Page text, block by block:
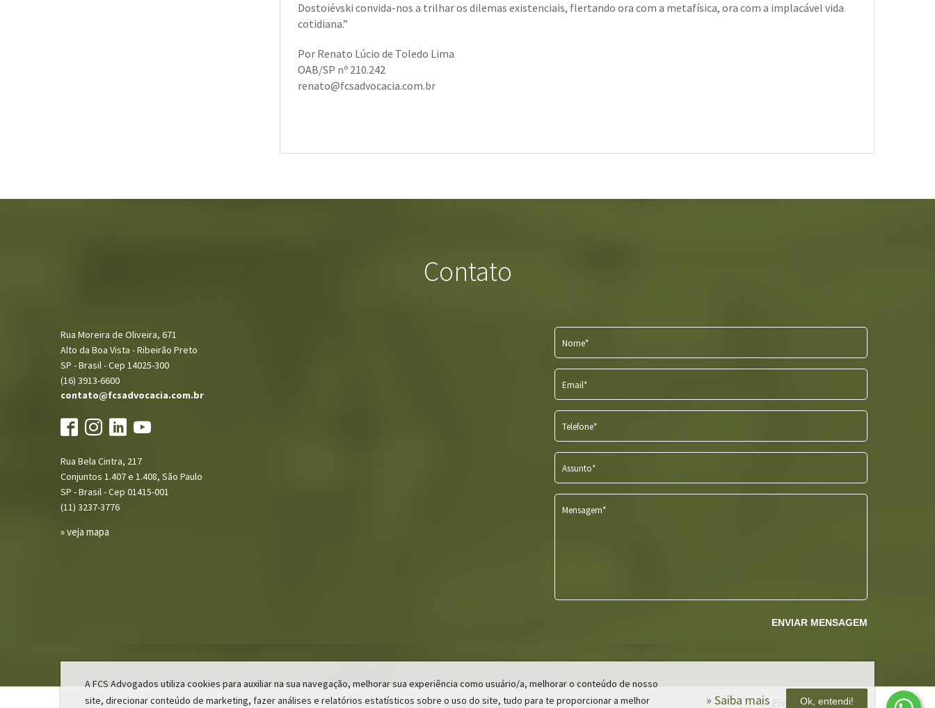
Dostoiévski convida-nos a trilhar os dilemas existenciais, flertando ora com a metafísica, ora com a implacável vida
cotidiana.”
Por Renato Lúcio de Toledo Lima
OAB/SP nº 210.242
renato@fcsadvocacia.com.br
Contato
Rua Moreira de Oliveira, 671
Alto da Boa Vista - Ribeirão Preto
SP - Brasil - Cep 14025-300
(16) 3913-6600
contato@fcsadvocacia.com.br
Rua Bela Cintra, 217
Conjuntos 1.407 e 1.408, São Paulo
SP - Brasil - Cep 01415-001
(11) 3237-3776
» veja mapa
Nome*
Email*
Telefone*
Assunto*
Mensagem*
ENVIAR MENSAGEM
A FCS Advogados utiliza cookies para auxiliar na sua navegação, melhorar sua experiência como usuário/a, melhorar o conteúdo de nosso
site, direcionar conteúdo de marketing, fazer análises e relatórios estatísticos sobre o uso do site, tudo para te proporcionar a melhor
» Saiba mais Ok, entendi!
Envie-nos uma